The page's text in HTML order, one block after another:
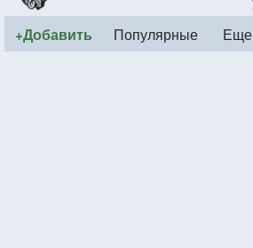
+Добавить Популярные Еще